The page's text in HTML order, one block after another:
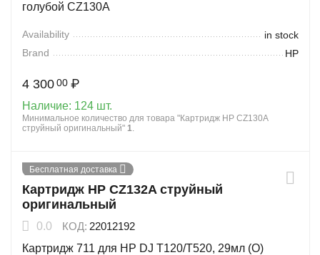
голубой CZ130A
Availability
in stock
Brand
HP
4 300 00 ₽
Наличие: 124 шт.
Минимальное количество для товара "Картридж HP CZ130A
струйный оригинальный" 1.
Бесплатная доставка
Картридж HP CZ132A струйный
оригинальный
0.0 КОД: 22012192
Картридж 711 для HP DJ T120/T520, 29мл (О)